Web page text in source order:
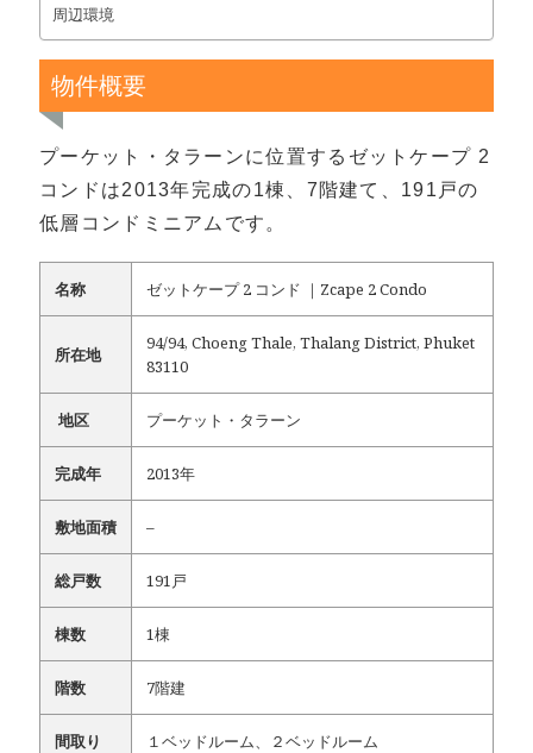
周辺環境
物件概要
プーケット・タラーンに位置するゼットケープ 2
コンドは2013年完成の1棟、7階建て、191戸の
低層コンドミニアムです。
名称 ゼットケープ 2 コンド ｜Zcape 2 Condo
所在地
94/94, Choeng Thale, Thalang District, Phuket
83110
地区 プーケット・タラーン
完成年 2013年
敷地面積 –
総戸数 191戸
棟数 1棟
階数 7階建
間取り １ベッドルーム、２ベッドルーム